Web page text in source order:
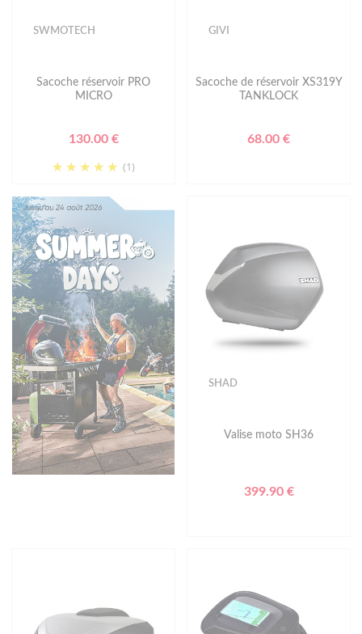
SWMOTECH
Sacoche réservoir PRO
MICRO
130.00 €
(1)
GIVI
Sacoche de réservoir XS319Y
TANKLOCK
68.00 €
SHAD
Valise moto SH36
399.90 €